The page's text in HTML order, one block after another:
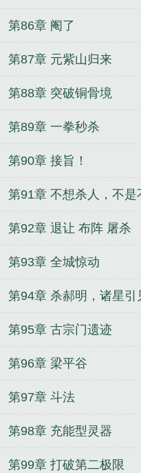
第86章 阉了
第87章 元紫山归来
第88章 突破铜骨境
第89章 一拳秒杀
第90章 接旨！
第91章 不想杀人，不是
第92章 退让 布阵 屠杀
第93章 全城惊动
第94章 杀郝明，诸星引
第95章 古宗门遗迹
第96章 梁平谷
第97章 斗法
第98章 充能型灵器
第99章 打破第二极限